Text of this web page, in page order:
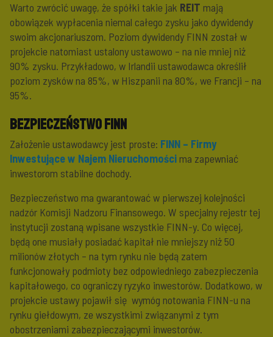
Warto zwrócić uwagę, że spółki takie jak REIT mają
obowiązek wypłacenia niemal całego zysku jako dywidendy
swoim akcjonariuszom. Poziom dywidendy FINN został w
projekcie natomiast ustalony ustawowo – na nie mniej niż
90% zysku. Przykładowo, w Irlandii ustawodawca określił
poziom zysków na 85%, w Hiszpanii na 80%, we Francji – na
95%.
Bezpieczeństwo FINN
Założenie ustawodawcy jest proste: FINN – Firmy
Inwestujące w Najem Nieruchomości ma zapewniać
inwestorom stabilne dochody.
Bezpieczeństwo ma gwarantować w pierwszej kolejności
nadzór Komisji Nadzoru Finansowego. W specjalny rejestr tej
instytucji zostaną wpisane wszystkie FINN-y. Co więcej,
będą one musiały posiadać kapitał nie mniejszy niż 50
milionów złotych – na tym rynku nie będą zatem
funkcjonowały podmioty bez odpowiedniego zabezpieczenia
kapitałowego, co ograniczy ryzyko inwestorów. Dodatkowo, w
projekcie ustawy pojawił się wymóg notowania FINN-u na
rynku giełdowym, ze wszystkimi związanymi z tym
obostrzeniami zabezpieczającymi inwestorów.